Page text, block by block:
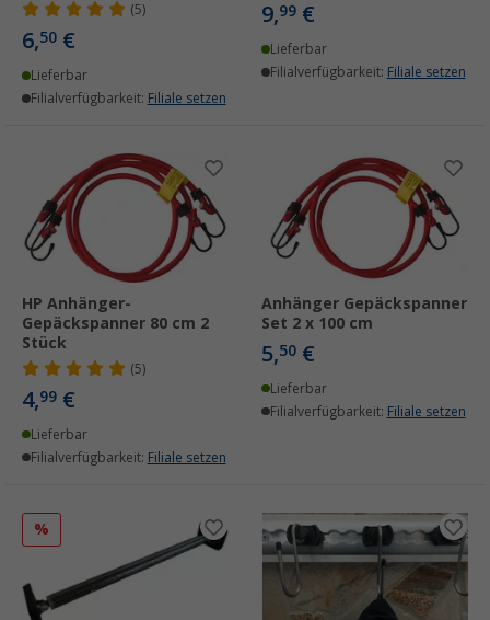
(5)
6,50 €
Lieferbar
Filialverfügbarkeit: Filiale setzen
9,99 €
Lieferbar
Filialverfügbarkeit: Filiale setzen
HP Anhänger-
Gepäckspanner 80 cm 2
Stück
(5)
4,99 €
Lieferbar
Filialverfügbarkeit: Filiale setzen
Anhänger Gepäckspanner
Set 2 x 100 cm
5,50 €
Lieferbar
Filialverfügbarkeit: Filiale setzen
%